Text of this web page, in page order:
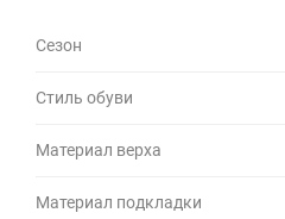
Сезон
Стиль обуви
Материал верха
Материал подкладки